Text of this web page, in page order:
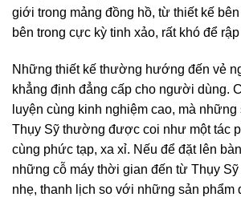
giới trong mảng đồng hồ, từ thiết kế
bên trong cực kỳ tinh xảo, rất khó để
Những thiết kế thường hướng đến vẻ
khẳng định đẳng cấp cho người dùng.
luyện cùng kinh nghiệm cao, mà những
Thụy Sỹ thường được coi như một tác
cùng phức tạp, xa xỉ. Nếu để đặt lên
những cỗ máy thời gian đến từ Thụy
nhẹ, thanh lịch so với những sản phẩm